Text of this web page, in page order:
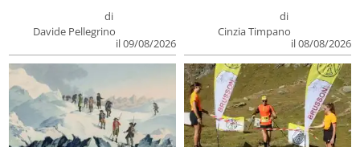
di
Davide Pellegrino
il 09/08/2026
di
Cinzia Timpano
il 08/08/2026